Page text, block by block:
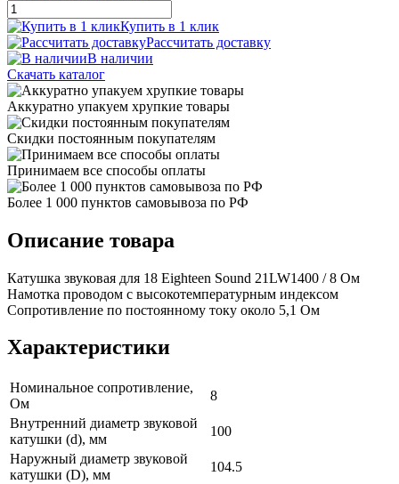
Купить в 1 клик
Рассчитать доставку
В наличии
Скачать каталог
Аккуратно упакуем хрупкие товары
Скидки постоянным покупателям
Принимаем все способы оплаты
Более 1 000 пунктов самовывоза по РФ
Описание товара
Катушка звуковая для 18 Eighteen Sound 21LW1400 / 8 Ом
Намотка проводом с высокотемпературным индексом
Сопротивление по постоянному току около 5,1 Ом
Характеристики
Номинальное сопротивление,
Ом
8
Внутренний диаметр звуковой
катушки (d), мм
100
Наружный диаметр звуковой
катушки (D), мм
104.5